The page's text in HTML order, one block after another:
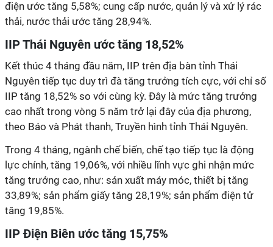
điện ước tăng 5,58%; cung cấp nước, quản lý và xử lý rác
thải, nước thải ước tăng 28,94%.
IIP Thái Nguyên ước tăng 18,52%
Kết thúc 4 tháng đầu năm, IIP trên địa bàn tỉnh Thái
Nguyên tiếp tục duy trì đà tăng trưởng tích cực, với chỉ số
IIP tăng 18,52% so với cùng kỳ. Đây là mức tăng trưởng
cao nhất trong vòng 5 năm trở lại đây của địa phương,
theo Báo và Phát thanh, Truyền hình tỉnh Thái Nguyên.
Trong 4 tháng, ngành chế biến, chế tạo tiếp tục là động
lực chính, tăng 19,06%, với nhiều lĩnh vực ghi nhận mức
tăng trưởng cao, như: sản xuất máy móc, thiết bị tăng
33,89%; sản phẩm giấy tăng 28,19%; sản phẩm điện tử
tăng 19,85%.
IIP Điện Biên ước tăng 15,75%